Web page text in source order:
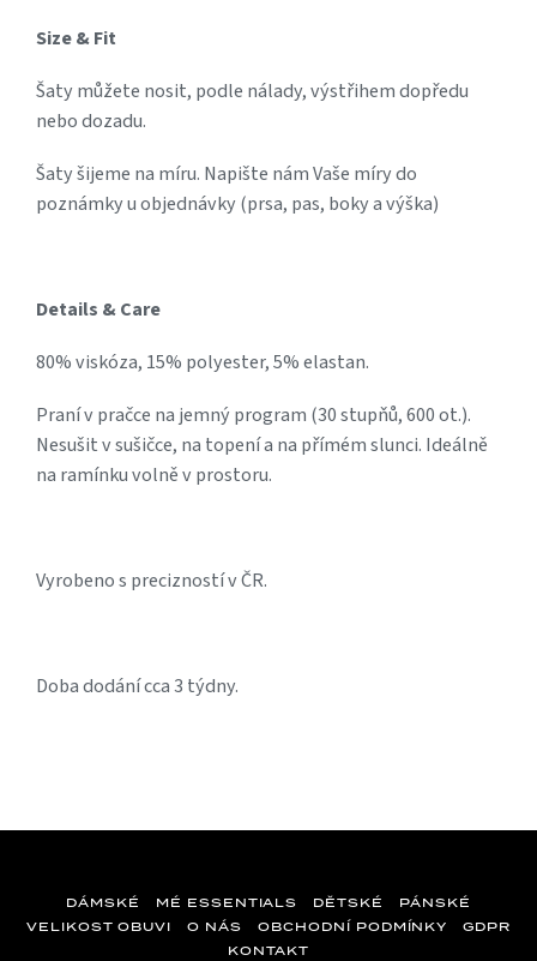
Size & Fit
Šaty můžete nosit, podle nálady, výstřihem dopředu
nebo dozadu.
Šaty šijeme na míru. Napište nám Vaše míry do
poznámky u objednávky (prsa, pas, boky a výška)
Details & Care
80% viskóza, 15% polyester, 5% elastan.
Praní v pračce na jemný program (30 stupňů, 600 ot.).
Nesušit v sušičce, na topení a na přímém slunci. Ideálně
na ramínku volně v prostoru.
Vyrobeno s precizností v ČR.
Doba dodání cca 3 týdny.
DÁMSKÉ MÉ ESSENTIALS DĚTSKÉ
PÁNSKÉ
VELIKOST OBUVI
O NÁS OBCHODNÍ PODMÍNKY
GDPR
KONTAKT